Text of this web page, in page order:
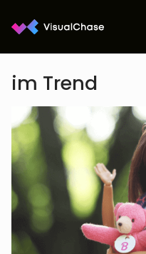
im Trend